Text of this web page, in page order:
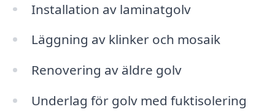
Installation av laminatgolv
Läggning av klinker och mosaik
Renovering av äldre golv
Underlag för golv med fuktisolering